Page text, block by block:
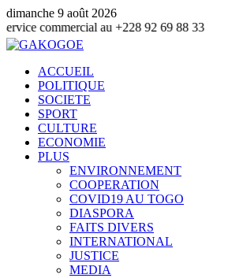
dimanche 9 août 2026
au +228 92 69 88 33
ACCUEIL
POLITIQUE
SOCIETE
SPORT
CULTURE
ECONOMIE
PLUS
ENVIRONNEMENT
COOPERATION
COVID19 AU TOGO
DIASPORA
FAITS DIVERS
INTERNATIONAL
JUSTICE
MEDIA